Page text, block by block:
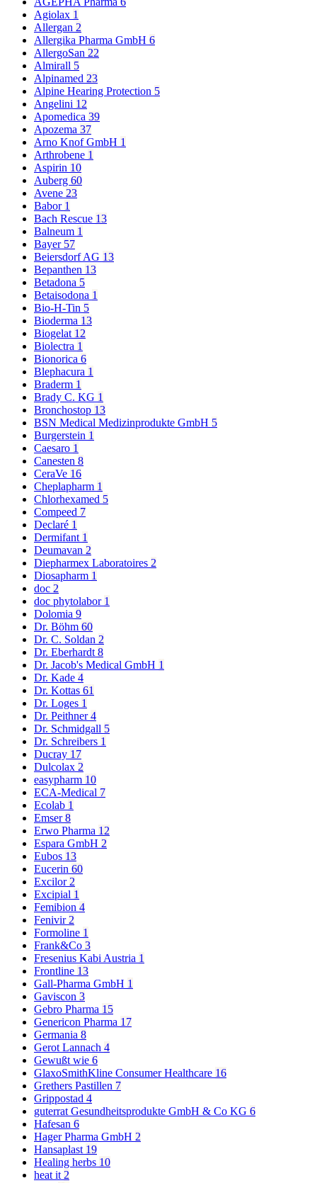
Agiolax 1
Allergan 2
Allergika Pharma GmbH 6
AllergoSan 22
Almirall 5
Alpinamed 23
Alpine Hearing Protection 5
Angelini 12
Apomedica 39
Apozema 37
Arno Knof GmbH 1
Arthrobene 1
Aspirin 10
Auberg 60
Avene 23
Babor 1
Bach Rescue 13
Balneum 1
Bayer 57
Beiersdorf AG 13
Bepanthen 13
Betadona 5
Betaisodona 1
Bio-H-Tin 5
Bioderma 13
Biogelat 12
Biolectra 1
Bionorica 6
Blephacura 1
Braderm 1
Brady C. KG 1
Bronchostop 13
BSN Medical Medizinprodukte GmbH 5
Burgerstein 1
Caesaro 1
Canesten 8
CeraVe 16
Cheplapharm 1
Chlorhexamed 5
Compeed 7
Declaré 1
Dermifant 1
Deumavan 2
Diepharmex Laboratoires 2
Diosapharm 1
doc 2
doc phytolabor 1
Dolomia 9
Dr. Böhm 60
Dr. C. Soldan 2
Dr. Eberhardt8
Dr. Jacob's Medical GmbH 1
Dr. Kade 4
Dr. Kottas 61
Dr. Loges 1
Dr. Peithner4
Dr. Schmidgall 5
Dr. Schreibers 1
Ducray 17
Dulcolax 2
easypharm 10
ECA-Medical 7
Ecolab 1
Emser8
Erwo Pharma 12
Espara GmbH 2
Eubos 13
Eucerin 60
Excilor2
Excipial 1
Femibion 4
Fenivir2
Formoline 1
Frank&Co 3
Fresenius Kabi Austria 1
Frontline 13
Gall-Pharma GmbH 1
Gaviscon 3
Gebro Pharma 15
Genericon Pharma 17
Germania 8
Gerot Lannach 4
Gewußt wie 6
GlaxoSmithKline Consumer Healthcare 16
Grethers Pastillen 7
Grippostad 4
guterrat Gesundheitsprodukte GmbH & Co KG 6
Hafesan 6
Hager Pharma GmbH 2
Hansaplast 19
Healing herbs 10
heat it2